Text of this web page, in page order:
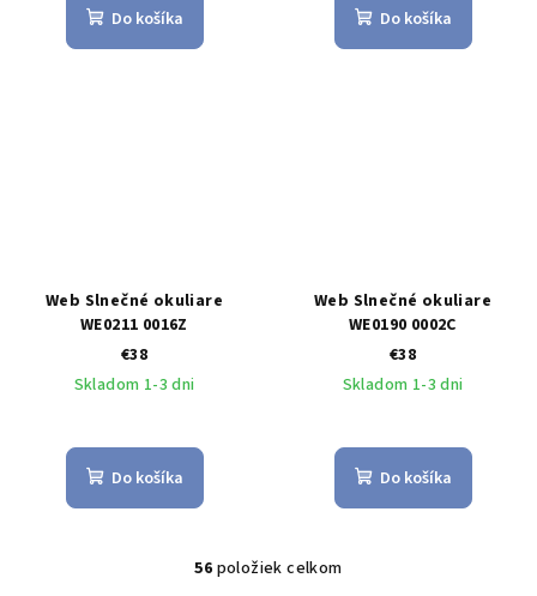
Do košíka Do košíka
Web Slnečné okuliare
WE0211 0016Z
€38
Skladom 1-3 dni
Do košíka
Web Slnečné okuliare
WE0190 0002C
€38
Skladom 1-3 dni
Do košíka
O
56 položiek celkom